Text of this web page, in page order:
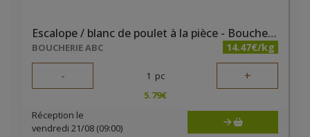
Escalope / blanc de poulet à la pièce - Boucherie ABC
BOUCHERIE ABC 14.47€/kg
- 1 pc +
5.79€
Réception le
vendredi 21/08 (09:00)